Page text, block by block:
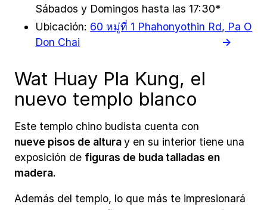
Sábados y Domingos hasta las 17:30*
Ubicación: 60 หมู่ที่ 1 Phahonyothin Rd, Pa O
Don Chai
Wat Huay Pla Kung, el
nuevo templo blanco
Este templo chino budista cuenta con
nueve pisos de alturay en su interior tiene una
exposición de figuras de buda talladas en
madera.
Además del templo, lo que más te impresionará